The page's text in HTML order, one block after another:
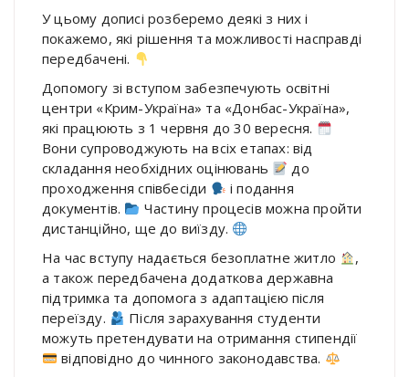
У цьому дописі розберемо деякі з них і
покажемо, які рішення та можливості насправді
передбачені.
Допомогу зі вступом забезпечують освітні
центри «Крим-Україна» та «Донбас-Україна»,
які працюють з 1 червня до 30 вересня.
Вони супроводжують на всіх етапах: від
складання необхідних оцінювань
до
проходження співбесіди
і подання
документів.
Частину процесів можна пройти
дистанційно, ще до виїзду.
На час вступу надається безоплатне житло
,
а також передбачена додаткова державна
підтримка та допомога з адаптацією після
переїзду.
Після зарахування студенти
можуть претендувати на отримання стипендії
відповідно до чинного законодавства.